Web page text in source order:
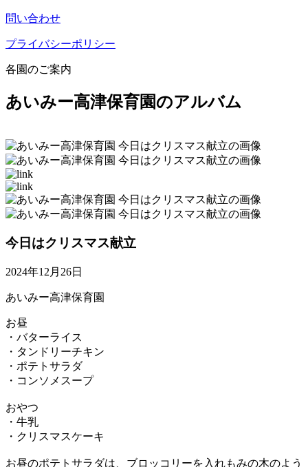
問い合わせ
プライバシーポリシー
各園のご案内
あいみー高津保育園のアルバム
今日はクリスマス献立
2024年12月26日
あいみー高津保育園
お昼
・バターライス
・タンドリーチキン
・ポテトサラダ
・コンソメスープ
おやつ
・牛乳
・クリスマスケーキ
お昼のポテトサラダは、ブロッコリーを入れもみの木のよう